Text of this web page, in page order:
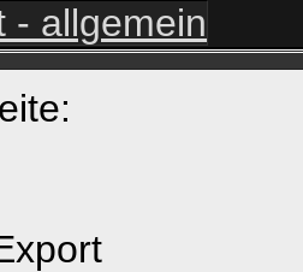
- allgemein